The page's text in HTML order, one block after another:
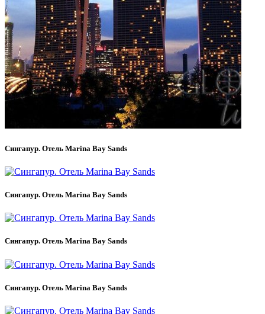
Сингапур. Отель Marina Bay Sands
Сингапур. Отель Marina Bay Sands
Сингапур. Отель Marina Bay Sands
Сингапур. Отель Marina Bay Sands